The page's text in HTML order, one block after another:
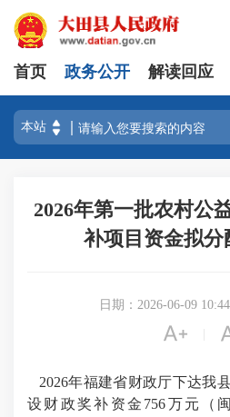
首页 政务公开 解读回应
2026年第一批农村公
补项目资金拟分
日期：2026-06-09 10:44

2026年福建省财政厅下达我
设财政奖补资金756万元（